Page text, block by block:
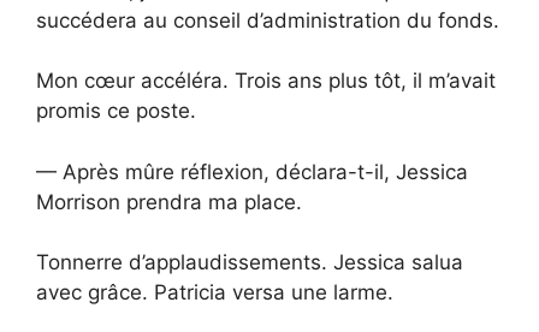
succédera au conseil d’administration du fonds.
Mon cœur accéléra. Trois ans plus tôt, il m’avait
promis ce poste.
— Après mûre réflexion, déclara-t-il, Jessica
Morrison prendra ma place.
Tonnerre d’applaudissements. Jessica salua
avec grâce. Patricia versa une larme.